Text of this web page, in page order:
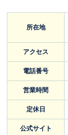
所在地
アクセス
電話番号
営業時間
定休日
公式サイト